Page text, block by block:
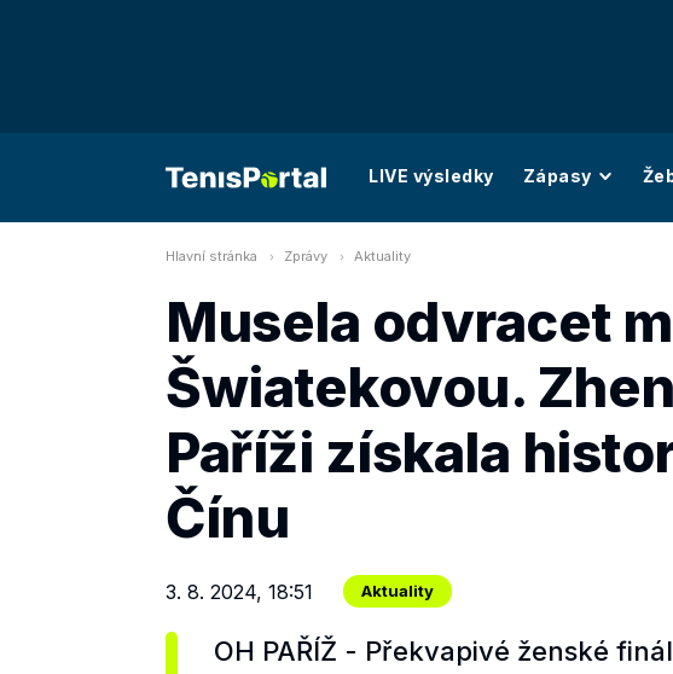
LIVE výsledky Zápasy
Hlavní stránka Zprávy Aktuality
Musela odvracet
Šwiatekovou.
Paříži získala
Čínu
3. 8. 2024, 18:51 Aktuality
OH PAŘÍŽ - Překvapivé ženské